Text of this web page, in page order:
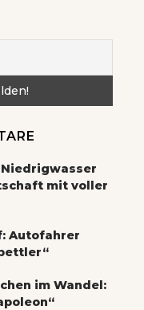
mit voller
Autofahrer
im Wandel: